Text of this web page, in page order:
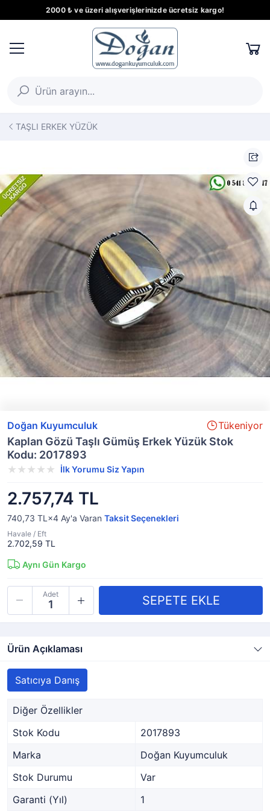
2000 ₺ ve üzeri alışverişlerinizde ücretsiz kargo!
TAŞLI ERKEK YÜZÜK
Doğan Kuyumculuk Tükeniyor
Kaplan Gözü Taşlı Gümüş Erkek Yüzük Stok
Kodu: 2017893
İlk Yorumu Siz Yapın
2.757,74 TL
740,73 TL×4 Ay'a Varan Taksit Seçenekleri
Havale / Eft
2.702,59 TL
Aynı Gün Kargo
Adet
Ürün Açıklaması
Satıcıya Danış
Diğer Özellikler
Stok Kodu
2017893
Marka
Doğan Kuyumculuk
Stok Durumu
Var
Garanti (Yıl)
1